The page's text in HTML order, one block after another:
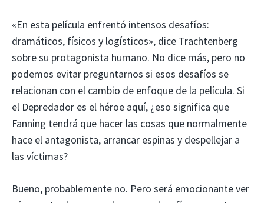
«En esta película enfrentó intensos desafíos:
dramáticos, físicos y logísticos», dice Trachtenberg
sobre su protagonista humano. No dice más, pero no
podemos evitar preguntarnos si esos desafíos se
relacionan con el cambio de enfoque de la película. Si
el Depredador es el héroe aquí, ¿eso significa que
Fanning tendrá que hacer las cosas que normalmente
hace el antagonista, arrancar espinas y despellejar a
las víctimas?
Bueno, probablemente no. Pero será emocionante ver